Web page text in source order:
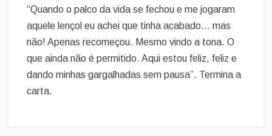
“Quando o palco da vida se fechou e me jogaram
aquele lençol eu achei que tinha acabado… mas
não! Apenas recomeçou. Mesmo vindo a tona. O
que ainda não é permitido. Aqui estou feliz, feliz e
dando minhas gargalhadas sem pausa”. Termina a
carta.